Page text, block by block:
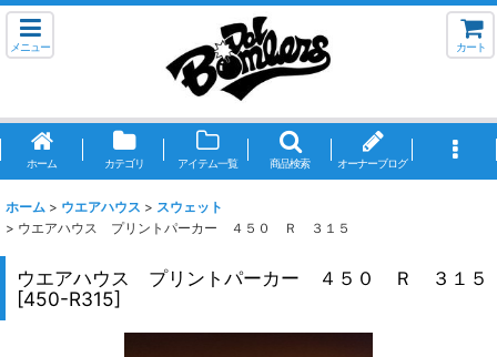
メニュー カート
ホーム カテゴリ アイテム一覧 商品検索 オーナーブログ
ホーム > ウエアハウス > スウェット
> ウエアハウス プリントパーカー ４５０ Ｒ ３１５
ウエアハウス プリントパーカー ４５０ Ｒ ３１５
[450-R315]